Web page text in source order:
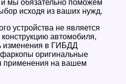
мы обязательно поможем
исходя из ваших нужд.
устройства не является
автомобиля,
изменения в ГИБДД
оригинальные
применения на вашем